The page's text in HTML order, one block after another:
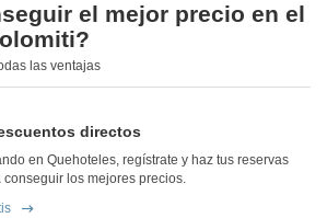
el mejor precio en el
las ventajas
directos
en Quehoteles, regístrate y haz tus reservas
conseguir los mejores precios.